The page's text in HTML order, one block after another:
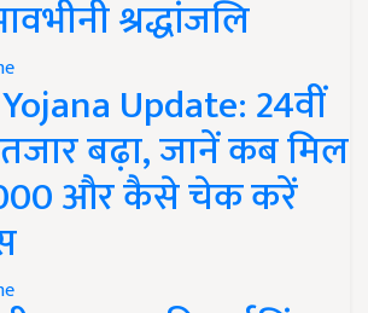
श्रद्धांजलि
Update: 24वीं
बढ़ा, जानें कब मिल
और कैसे चेक करें